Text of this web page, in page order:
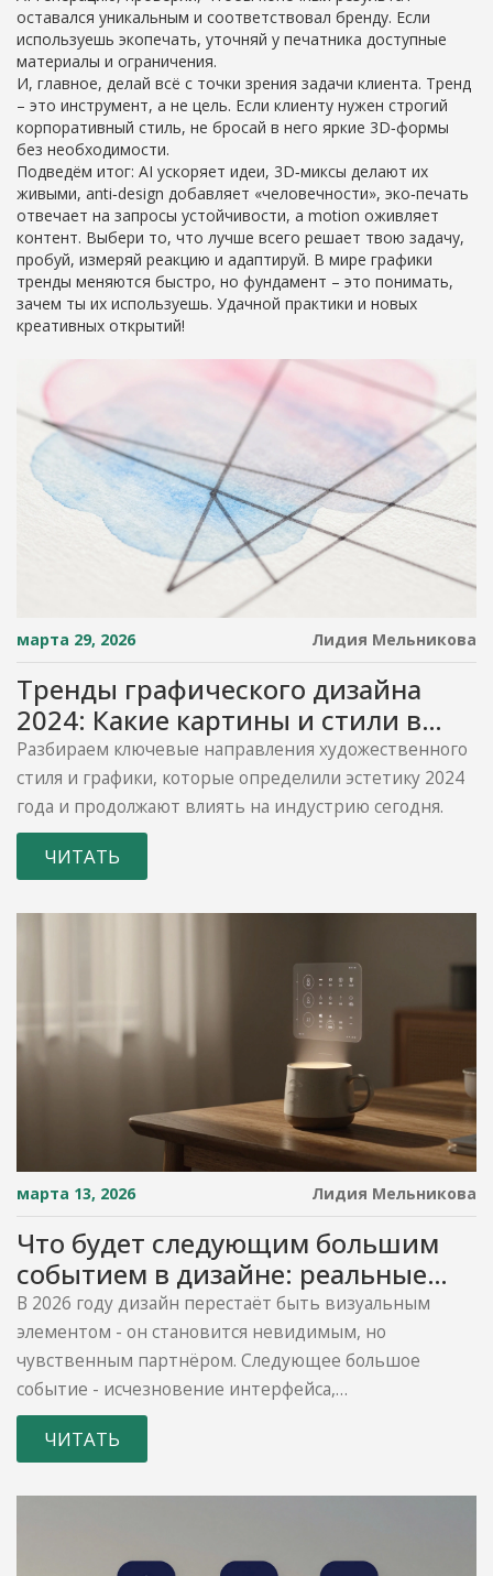
оставался уникальным и соответствовал бренду. Если
используешь экопечать, уточняй у печатника доступные
материалы и ограничения.
И, главное, делай всё с точки зрения задачи клиента. Тренд
– это инструмент, а не цель. Если клиенту нужен строгий
корпоративный стиль, не бросай в него яркие 3D‑формы
без необходимости.
Подведём итог: AI ускоряет идеи, 3D‑миксы делают их
живыми, anti‑design добавляет «человечности», эко‑печать
отвечает на запросы устойчивости, а motion оживляет
контент. Выбери то, что лучше всего решает твою задачу,
пробуй, измеряй реакцию и адаптируй. В мире графики
тренды меняются быстро, но фундамент – это понимать,
зачем ты их используешь. Удачной практики и новых
креативных открытий!
марта 29, 2026 Лидия Мельникова
Тренды графического дизайна
2024: Какие картины и стили в
моде
Разбираем ключевые направления художественного
стиля и графики, которые определили эстетику 2024
года и продолжают влиять на индустрию сегодня.
ЧИТАТЬ
марта 13, 2026 Лидия Мельникова
Что будет следующим большим
событием в дизайне: реальные
тренды 2026 года
В 2026 году дизайн перестаёт быть визуальным
элементом - он становится невидимым, но
чувственным партнёром. Следующее большое
событие - исчезновение интерфейса,
эмоциональный AI и дизайн, который создаётся
вместе с пользователем.
ЧИТАТЬ